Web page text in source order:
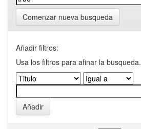
Comenzar nueva busqueda
Añadir filtros:
Usa los filtros para afinar la busqueda.